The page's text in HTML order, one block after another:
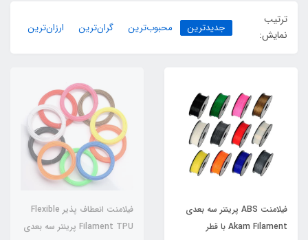
ترتیب
نمایش:
جدیدترین محبوب‌ترین گران‌ترین ارزان‌ترین
فیلامنت ABS پرینتر سه بعدی
Akam Filament با قطر
فیلامنت انعطاف ‌پذیر Flexible
Filament TPU پرینتر سه بعدی